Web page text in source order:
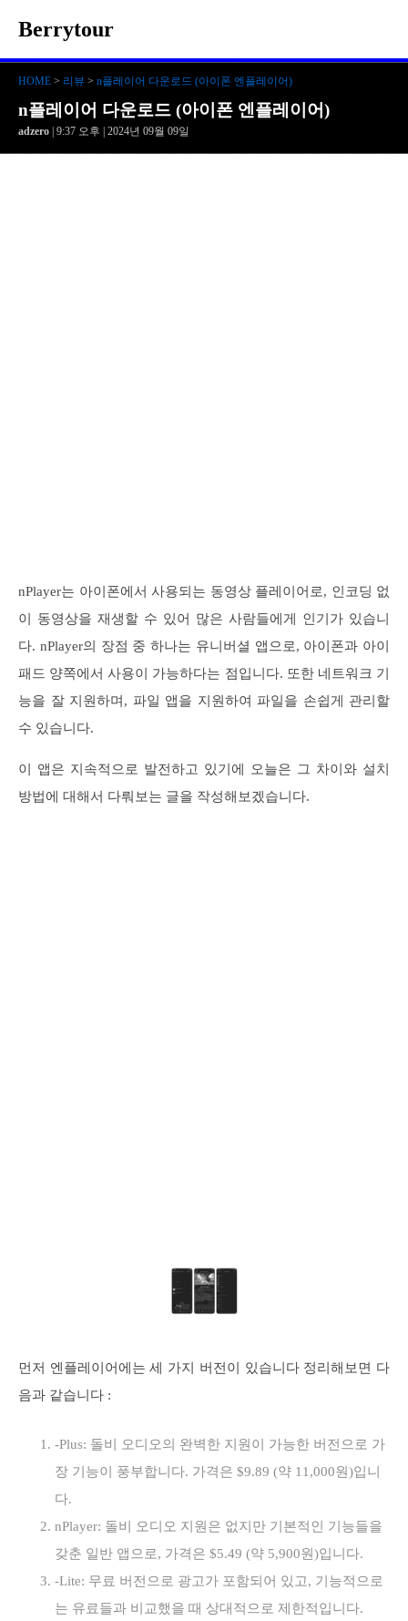
Berrytour
HOME > 리뷰 > n플레이어 다운로드 (아이폰 엔플레이어)
n플레이어 다운로드 (아이폰 엔플레이어)
adzero | 9:37 오후 | 2024년 09월 09일
nPlayer는 아이폰에서 사용되는 동영상 플레이어로, 인코딩 없
이 동영상을 재생할 수 있어 많은 사람들에게 인기가 있습니
다. nPlayer의 장점 중 하나는 유니버셜 앱으로, 아이폰과 아이
패드 양쪽에서 사용이 가능하다는 점입니다. 또한 네트워크 기
능을 잘 지원하며, 파일 앱을 지원하여 파일을 손쉽게 관리할
수 있습니다.
이 앱은 지속적으로 발전하고 있기에 오늘은 그 차이와 설치
방법에 대해서 다뤄보는 글을 작성해보겠습니다.
먼저 엔플레이어에는 세 가지 버전이 있습니다 정리해보면 다
음과 같습니다 :
-Plus: 돌비 오디오의 완벽한 지원이 가능한 버전으로 가
장 기능이 풍부합니다. 가격은 $9.89 (약 11,000원)입니
다.
nPlayer: 돌비 오디오 지원은 없지만 기본적인 기능들을
갖춘 일반 앱으로, 가격은 $5.49 (약 5,900원)입니다.
-Lite: 무료 버전으로 광고가 포함되어 있고, 기능적으로
는 유료들과 비교했을 때 상대적으로 제한적입니다.